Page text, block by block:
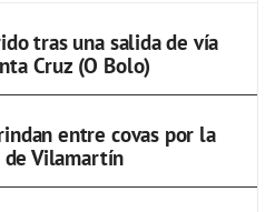
tras una salida de vía
Cruz (O Bolo)
entre covas por la
Vilamartín